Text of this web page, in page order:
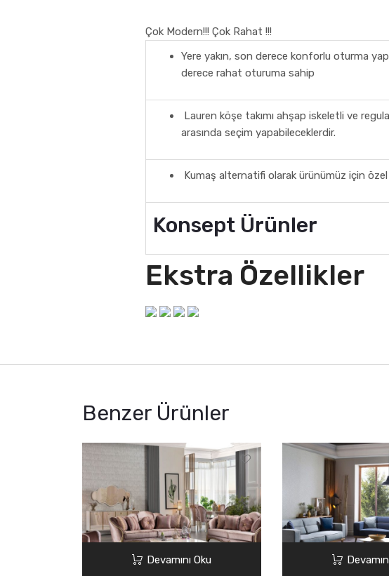
Çok Modern!!! Çok Rahat !!!
Yere yakın, son derece konforlu oturma
derece rahat oturuma sahip
Lauren köşe takımı ahşap iskeletli ve
arasında seçim yapabileceklerdir.
Kumaş alternatifi olarak ürünümüz için
Konsept Ürünler
Ekstra Özellikler
Benzer Ürünler
Devamını Oku